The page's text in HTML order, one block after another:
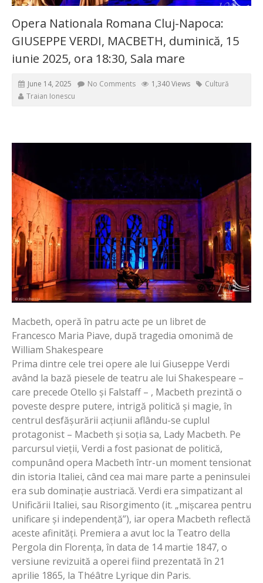
Opera Nationala Romana Cluj-Napoca:
GIUSEPPE VERDI, MACBETH, duminică, 15
iunie 2025, ora 18:30, Sala mare
June 14, 2025 No Comments 1,340 Views
Cultură
Traian Ionescu
Macbeth, operă în patru acte pe un libret de
Francesco Maria Piave, după tragedia omonimă de
William Shakespeare
Prima dintre cele trei opere ale lui Giuseppe Verdi
având la bază piesele de teatru ale lui Shakespeare –
care precede Otello și Falstaff – , Macbeth prezintă o
poveste despre putere, intrigă politică și magie, în
centrul desfășurării acțiunii aflându-se cuplul
protagonist – Macbeth și soția sa, Lady Macbeth. Pe
parcursul vieții, Verdi a fost pasionat de politică,
compunând opera Macbeth într-un moment tensionat
din istoria Italiei, când cea mai mare parte a peninsulei
era sub dominație austriacă. Verdi era simpatizant al
Unificării Italiei, sau Risorgimento (it. „mișcarea pentru
unificare și independență”), iar opera Macbeth reflectă
aceste afinități. Premiera a avut loc la Teatro della
Pergola din Florența, în data de 14 martie 1847, o
versiune revizuită a operei fiind prezentată în 21
aprilie 1865, la Théâtre Lyrique din Paris.